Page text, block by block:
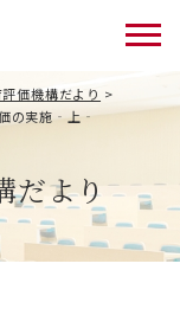
価機構だより >
価の実施‐上‐
だより